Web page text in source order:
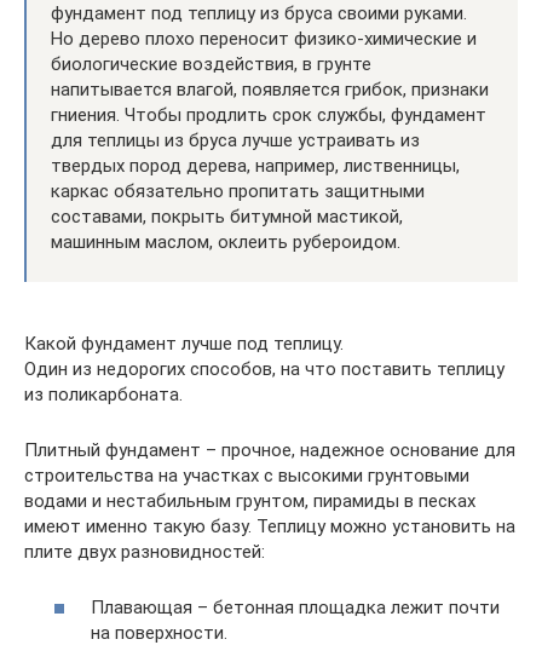
фундамент под теплицу из бруса своими руками.
Но дерево плохо переносит физико-химические и
биологические воздействия, в грунте
напитывается влагой, появляется грибок, признаки
гниения. Чтобы продлить срок службы, фундамент
для теплицы из бруса лучше устраивать из
твердых пород дерева, например, лиственницы,
каркас обязательно пропитать защитными
составами, покрыть битумной мастикой,
машинным маслом, оклеить рубероидом.
Какой фундамент лучше под теплицу.
Один из недорогих способов, на что поставить теплицу
из поликарбоната.
Плитный фундамент – прочное, надежное основание для
строительства на участках с высокими грунтовыми
водами и нестабильным грунтом, пирамиды в песках
имеют именно такую базу. Теплицу можно установить на
плите двух разновидностей:
Плавающая – бетонная площадка лежит почти
на поверхности.